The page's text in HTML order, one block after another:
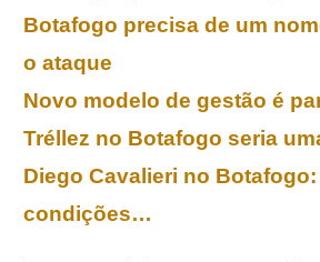
Botafogo precisa de um
o ataque
Novo modelo de gestão é
Tréllez no Botafogo seria
Diego Cavalieri no
condições…